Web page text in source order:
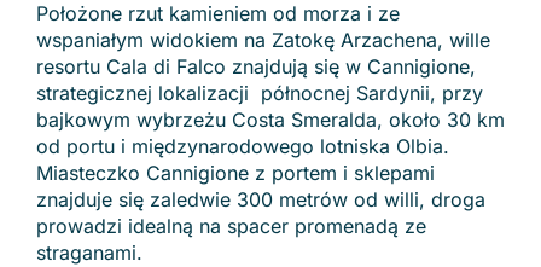
Położone rzut kamieniem od morza i ze
wspaniałym widokiem na Zatokę Arzachena, wille
resortu Cala di Falco znajdują się w Cannigione,
strategicznej lokalizacji północnej Sardynii, przy
bajkowym wybrzeżu Costa Smeralda, około 30 km
od portu i międzynarodowego lotniska Olbia.
Miasteczko Cannigione z portem i sklepami
znajduje się zaledwie 300 metrów od willi, droga
prowadzi idealną na spacer promenadą ze
straganami.